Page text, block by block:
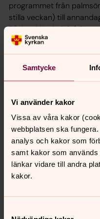
Samtycke
Vi använder kakor
Vissa av våra kakor
webbplatsen ska
analys och kakor som
samt kakor som
länkar vidare till andra
kakor.
programmet från
stilla veckan) till
Påsken i Nederluleå
Läs mer om utställningen:
konstnärliga genombrott
personer och väckte
specialiserat sig på att
uppdrag för bokförlag,
organisationer. Elisabeth
och redaktionellt foto.
Asplund, pedagog,
Vänliga hälsningar